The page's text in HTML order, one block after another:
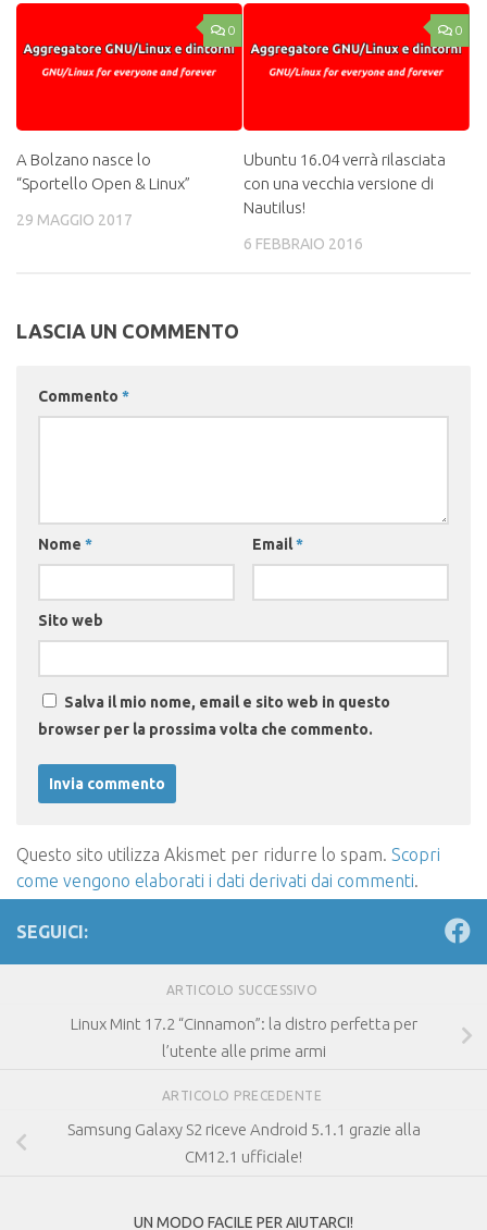
0
A Bolzano nasce lo
“Sportello Open & Linux”
29 MAGGIO 2017
0
Ubuntu 16.04 verrà rilasciata
con una vecchia versione di
Nautilus!
6 FEBBRAIO 2016
LASCIA UN COMMENTO
Commento *
Nome * Email*
Sito web
Salva il mio nome, email e sito web in questo
browser per la prossima volta che commento.
Questo sito utilizza Akismet per ridurre lo spam. Scopri
come vengono elaborati i dati derivati dai commenti.
SEGUICI:
ARTICOLO SUCCESSIVO
Linux Mint 17.2 “Cinnamon”: la distro perfetta per
l’utente alle prime armi
ARTICOLO PRECEDENTE
Samsung Galaxy S2 riceve Android 5.1.1 grazie alla
CM12.1 ufficiale!
UN MODO FACILE PER AIUTARCI!